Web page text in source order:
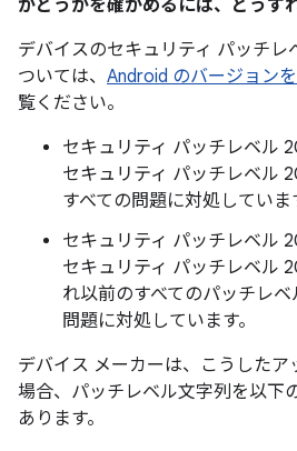
かどうかを確かめるには、どうす
デバイスのセキュリティ パッチレ
ついては、 Android のバージョン
覧ください。
セキュリティ パッチレベル
セキュリティ パッチレベル
すべての問題に対処していま
セキュリティ パッチレベル
セキュリティ パッチレベル
れ以前のすべてのパッチレ
問題に対処しています。
デバイス メーカーは、こうしたア
場合、パッチレベル文字列を以下
あります。